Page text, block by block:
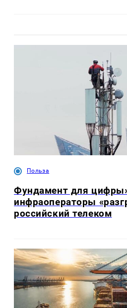
Польза
Фундамент для
инфраоператоры
российский телеком